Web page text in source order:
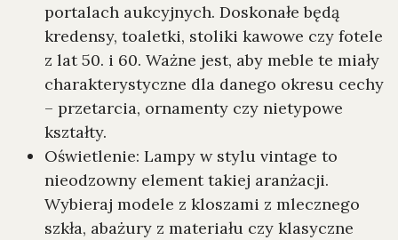
portalach aukcyjnych. Doskonałe będą
kredensy, toaletki, stoliki kawowe czy fotele
z lat 50. i 60. Ważne jest, aby meble te miały
charakterystyczne dla danego okresu cechy
– przetarcia, ornamenty czy nietypowe
kształty.
Oświetlenie: Lampy w stylu vintage to
nieodzowny element takiej aranżacji.
Wybieraj modele z kloszami z mlecznego
szkła, abażury z materiału czy klasyczne